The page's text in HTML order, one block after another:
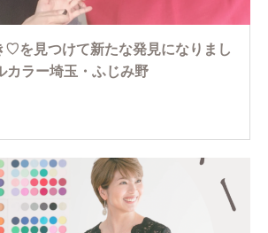
♡を見つけて新たな発見になりまし
カラー埼玉・ふじみ野